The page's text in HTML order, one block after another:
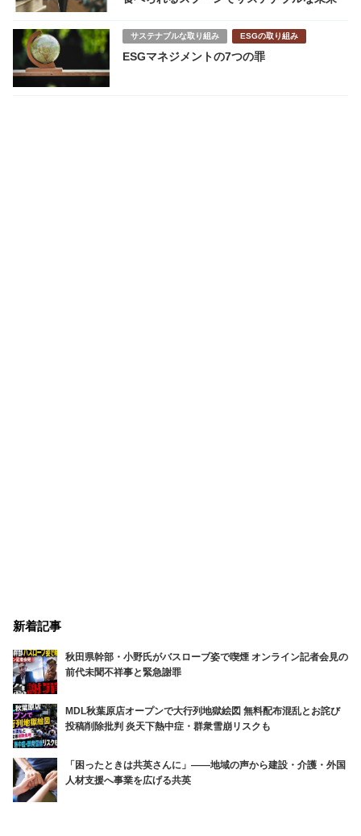
サステナブルな取り組み ESGの取り組み
ESGマネジメントの7つの罪
新着記事
秋田県幹部・小野氏がバスローブ姿で喫煙 オンライン記者会見の
前代未聞不祥事と緊急謝罪
MDL秋葉原店オープンで大行列地獄絵図 無料配布混乱とお詫び
投稿削除批判 炎天下熱中症・群衆雪崩リスクも
「困ったときは共英さんに」――地域の声から建設・介護・外国
人材支援へ事業を広げる共英